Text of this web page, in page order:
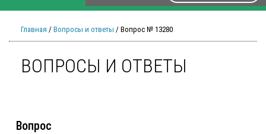
Главная / Вопросы и ответы / Вопрос № 13280
ВОПРОСЫ И ОТВЕТЫ
Вопрос